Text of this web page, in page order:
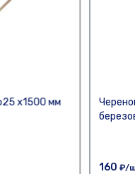
х1500 мм
160 ₽/